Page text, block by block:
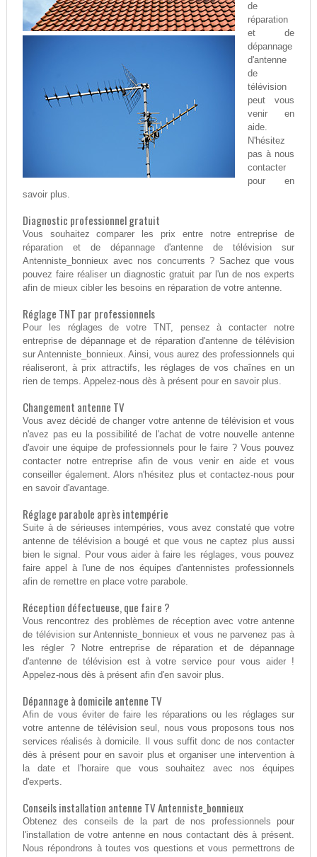
de
réparation
et de
dépannage
d'antenne
de
télévision
peut vous
venir en
aide.
N'hésitez
pas à nous
contacter
pour en
savoir plus.
Diagnostic professionnel gratuit
Vous souhaitez comparer les prix entre notre entreprise de
réparation et de dépannage d'antenne de télévision sur
Antenniste_bonnieux avec nos concurrents ? Sachez que vous
pouvez faire réaliser un diagnostic gratuit par l'un de nos experts
afin de mieux cibler les besoins en réparation de votre antenne.
Réglage TNT par professionnels
Pour les réglages de votre TNT, pensez à contacter notre
entreprise de dépannage et de réparation d'antenne de télévision
sur Antenniste_bonnieux. Ainsi, vous aurez des professionnels qui
réaliseront, à prix attractifs, les réglages de vos chaînes en un
rien de temps. Appelez-nous dès à présent pour en savoir plus.
Changement antenne TV
Vous avez décidé de changer votre antenne de télévision et vous
n'avez pas eu la possibilité de l'achat de votre nouvelle antenne
d'avoir une équipe de professionnels pour le faire ? Vous pouvez
contacter notre entreprise afin de vous venir en aide et vous
conseiller également. Alors n'hésitez plus et contactez-nous pour
en savoir d'avantage.
Réglage parabole après intempérie
Suite à de sérieuses intempéries, vous avez constaté que votre
antenne de télévision a bougé et que vous ne captez plus aussi
bien le signal. Pour vous aider à faire les réglages, vous pouvez
faire appel à l'une de nos équipes d'antennistes professionnels
afin de remettre en place votre parabole.
Réception défectueuse, que faire ?
Vous rencontrez des problèmes de réception avec votre antenne
de télévision sur Antenniste_bonnieux et vous ne parvenez pas à
les régler ? Notre entreprise de réparation et de dépannage
d'antenne de télévision est à votre service pour vous aider !
Appelez-nous dès à présent afin d'en savoir plus.
Dépannage à domicile antenne TV
Afin de vous éviter de faire les réparations ou les réglages sur
votre antenne de télévision seul, nous vous proposons tous nos
services réalisés à domicile. Il vous suffit donc de nos contacter
dès à présent pour en savoir plus et organiser une intervention à
la date et l'horaire que vous souhaitez avec nos équipes
d'experts.
Conseils installation antenne TV Antenniste_bonnieux
Obtenez des conseils de la part de nos professionnels pour
l'installation de votre antenne en nous contactant dès à présent.
Nous répondrons à toutes vos questions et vous permettrons de